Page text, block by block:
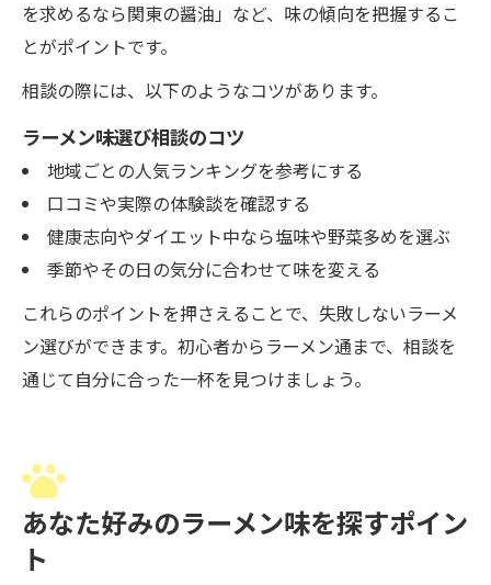
を求めるなら関東の醤油」など、味の傾向を把握するこ
とがポイントです。
相談の際には、以下のようなコツがあります。
ラーメン味選び相談のコツ
地域ごとの人気ランキングを参考にする
口コミや実際の体験談を確認する
健康志向やダイエット中なら塩味や野菜多めを選ぶ
季節やその日の気分に合わせて味を変える
これらのポイントを押さえることで、失敗しないラーメ
ン選びができます。初心者からラーメン通まで、相談を
通じて自分に合った一杯を見つけましょう。
あなた好みのラーメン味を探すポイン
ト